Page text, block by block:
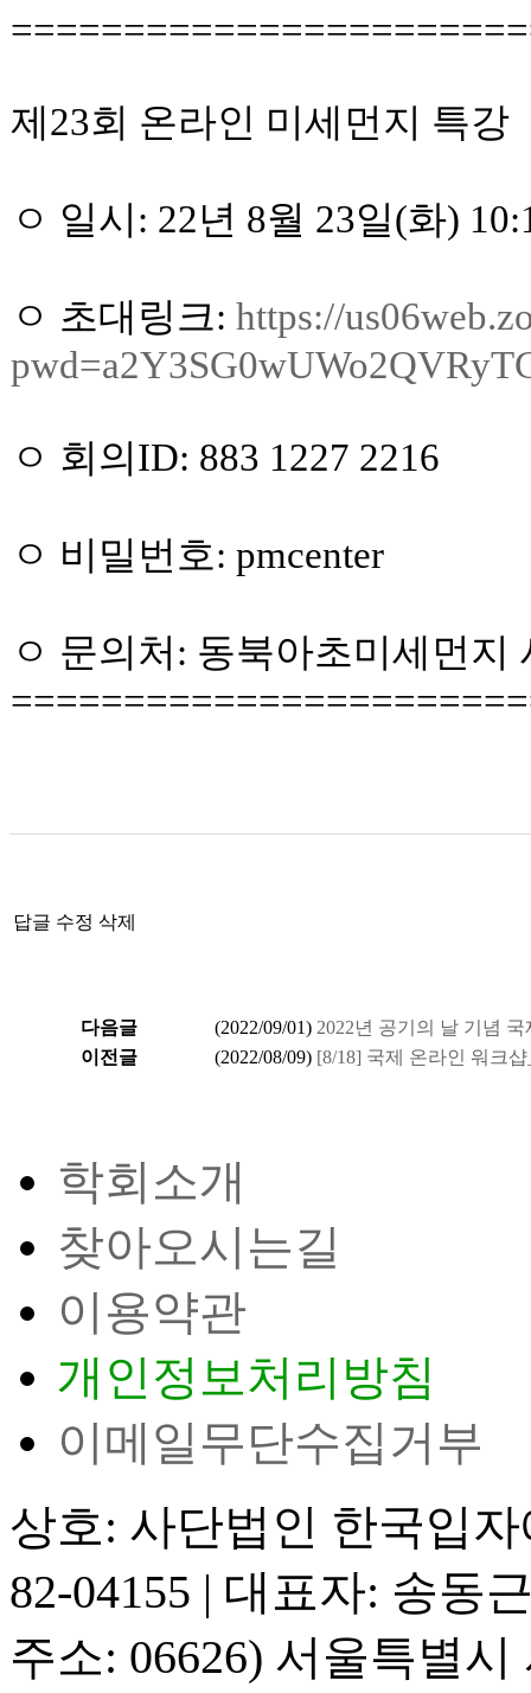
제23회 온라인 미세먼지 특강
ㅇ 일시: 22년 8월 23일(화)
ㅇ 초대링크: https://
ㅇ 회의ID: 883 1227 2216
ㅇ 비밀번호: pmcenter
ㅇ 문의처: 동북아초미세먼지
답글 수정 삭제
다음글 (2022/09/01) 2022년 공기의 날 기념
이전글
(2022/08/09) [8/18] 국제 온라인 워크
학회소개
찾아오시는길
이용약관
개인정보처리방침
이메일무단수집거부
상호: 사단법인 한국입
82-04155 | 대표자: 송동
주소: 06626) 서울특별